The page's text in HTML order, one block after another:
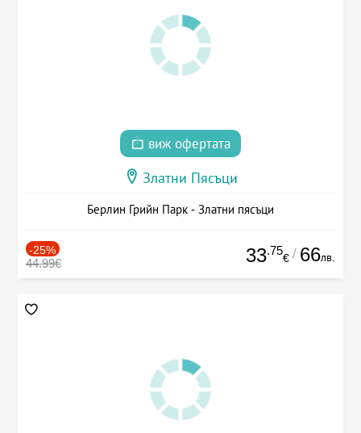
виж офертата
Златни Пясъци
Берлин Грийн Парк - Златни пясъци
-25%
44.99€ 33.75
€ / 66лв.